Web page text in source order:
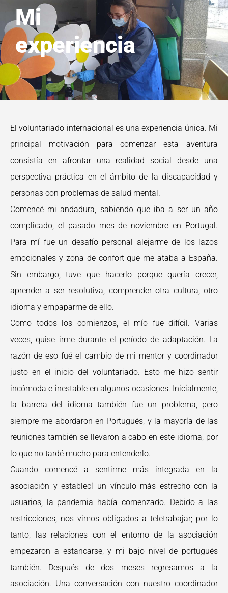
Mi
experiencia
El voluntariado internacional es una experiencia única. Mi
principal motivación para comenzar esta aventura
consistía en afrontar una realidad social desde una
perspectiva práctica en el ámbito de la discapacidad y
personas con problemas de salud mental.
Comencé mi andadura, sabiendo que iba a ser un año
complicado, el pasado mes de noviembre en Portugal.
Para mí fue un desafío personal alejarme de los lazos
emocionales y zona de confort que me ataba a España.
Sin embargo, tuve que hacerlo porque quería crecer,
aprender a ser resolutiva, comprender otra cultura, otro
idioma y empaparme de ello.
Como todos los comienzos, el mío fue difícil. Varias
veces, quise irme durante el período de adaptación. La
razón de eso fué el cambio de mi mentor y coordinador
justo en el inicio del voluntariado. Esto me hizo sentir
incómoda e inestable en algunos ocasiones. Inicialmente,
la barrera del idioma también fue un problema, pero
siempre me abordaron en Portugués, y la mayoría de las
reuniones también se llevaron a cabo en este idioma, por
lo que no tardé mucho para entenderlo.
Cuando comencé a sentirme más integrada en la
asociación y establecí un vínculo más estrecho con la
usuarios, la pandemia había comenzado. Debido a las
restricciones, nos vimos obligados a teletrabajar; por lo
tanto, las relaciones con el entorno de la asociación
empezaron a estancarse, y mi bajo nivel de portugués
también. Después de dos meses regresamos a la
asociación. Una conversación con nuestro coordinador